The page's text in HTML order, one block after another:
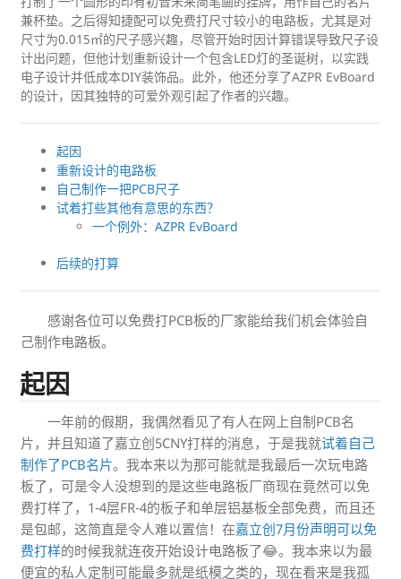
兼杯垫。之后得知捷配可以免费打尺寸较小的电路板，尤其是对
尺寸为0.015㎡的尺子感兴趣，尽管开始时因计算错误导致尺子设
计出问题，但他计划重新设计一个包含LED灯的圣诞树，以实践
电子设计并低成本DIY装饰品。此外，他还分享了AZPR EvBoard
的设计，因其独特的可爱外观引起了作者的兴趣。
起因
重新设计的电路板
自己制作一把PCB尺子
试着打些其他有意思的东西？
一个例外：AZPR EvBoard
后续的打算
感谢各位可以免费打PCB板的厂家能给我们机会体验自
己制作电路板。
起因
一年前的假期，我偶然看见了有人在网上自制PCB名
片，并且知道了嘉立创5CNY打样的消息，于是我就试着自己
制作了PCB名片。我本来以为那可能就是我最后一次玩电路
板了，可是令人没想到的是这些电路板厂商现在竟然可以免
费打样了，1-4层FR-4的板子和单层铝基板全部免费，而且还
是包邮，这简直是令人难以置信！在嘉立创7月份声明可以免
费打样的时候我就连夜开始设计电路板了😂。我本来以为最
便宜的私人定制可能最多就是纸模之类的，现在看来是我孤